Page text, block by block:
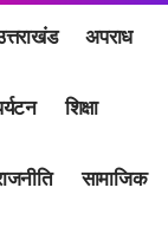
अपराध
शिक्षा
सामाजिक